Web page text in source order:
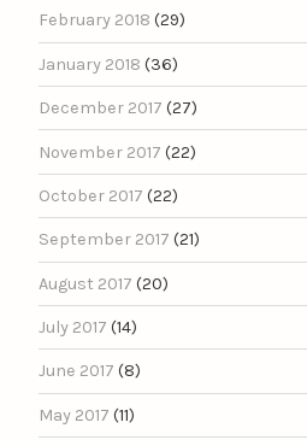
February 2018 (29)
January 2018 (36)
December 2017 (27)
November 2017 (22)
October 2017 (22)
September 2017 (21)
August 2017 (20)
July 2017 (14)
June 2017 (8)
May 2017 (11)